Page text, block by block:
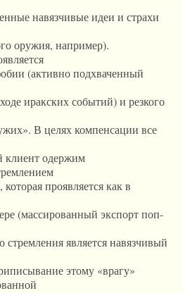
навязчивые идеи и страхи
оружия, например).
(активно подхваченный
иракских событий) и резкого
В целях компенсации все
клиент одержим
проявляется как в
(массированный экспорт поп-
является навязчивый
этому «врагу»